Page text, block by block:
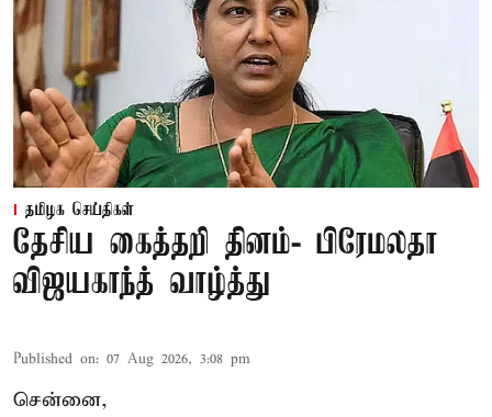
தமிழக செய்திகள்
தேசிய கைத்தறி தினம்- பிரேமலதா
விஜயகாந்த் வாழ்த்து
Published on: 07 Aug 2026, 3:08 pm
சென்னை,